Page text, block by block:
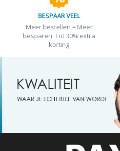
BESPAAR VEEL
Meer bestellen = Meer
besparen. Tot 30% extra
korting